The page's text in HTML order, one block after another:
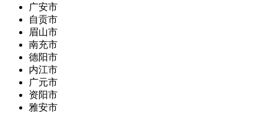
广安市
自贡市
眉山市
南充市
德阳市
内江市
广元市
资阳市
雅安市